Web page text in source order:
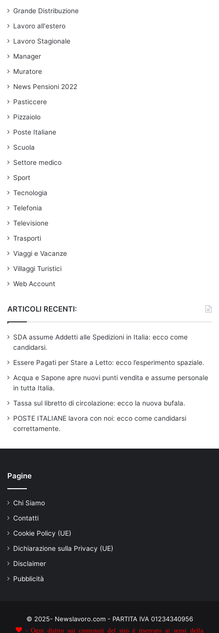
Grande Distribuzione
Lavoro all'estero
Lavoro Stagionale
Manager
Muratore
News Pensioni 2022
Pasticcere
Pizzaiolo
Poste Italiane
Scuola
Settore medico
Sport
Tecnologia
Telefonia
Televisione
Trasporti
Viaggi e Vacanze
Villaggi Turistici
Web Account
ARTICOLI RECENTI:
SDA assume Addetti alle Spedizioni in Italia: ecco come
candidarsi.
Essere Pagati per Stare a Letto: ecco l’esperimento spaziale.
Acqua e Sapone apre nuovi punti vendita e assume personale
in tutta Italia.
Tassa sul libretto di circolazione: ecco la nuova bufala.
POSTE ITALIANE lavora con noi: ecco come candidarsi
correttamente.
Pagine
Chi Siamo
Contatti
Cookie Policy (UE)
Dichiarazione sulla Privacy (UE)
Disclaimer
Pubblicità
© 2025- Newslavoro.com - PARTITA IVA 01234340956
- Ogni diritto sui contenuti del sito è riservato ai sensi della